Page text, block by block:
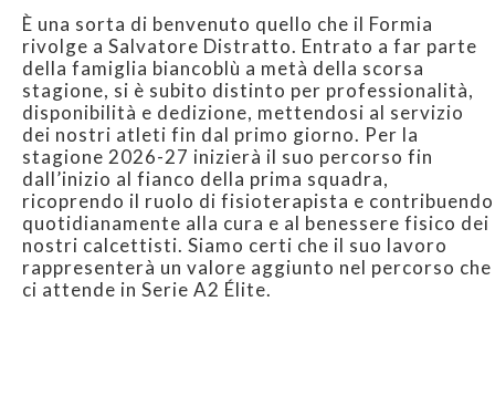
È una sorta di benvenuto quello che il Formia
rivolge a Salvatore Distratto. Entrato a far parte
della famiglia biancoblù a metà della scorsa
stagione, si è subito distinto per professionalità,
disponibilità e dedizione, mettendosi al servizio
dei nostri atleti fin dal primo giorno. Per la
stagione 2026-27 inizierà il suo percorso fin
dall’inizio al fianco della prima squadra,
ricoprendo il ruolo di fisioterapista e contribuendo
quotidianamente alla cura e al benessere fisico dei
nostri calcettisti. Siamo certi che il suo lavoro
rappresenterà un valore aggiunto nel percorso che
ci attende in Serie A2 Élite.